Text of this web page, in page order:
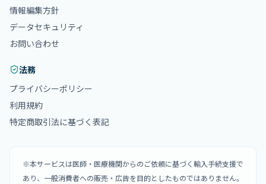
情報編集方針
データセキュリティ
お問い合わせ
法務
プライバシーポリシー
利用規約
特定商取引法に基づく表記
※本サービスは医師・医療機関からのご依頼に基づく輸入手続支援で
あり、一般消費者への販売・広告を目的としたものではありません。